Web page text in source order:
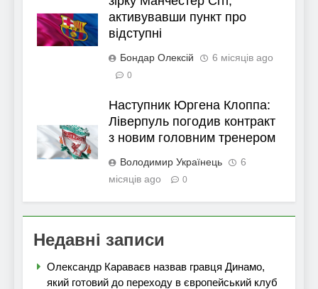
активувавши пункт про
відступні
Бондар Олексій 6 місяців ago
0
Наступник Юргена Клоппа:
Ліверпуль погодив контракт
з новим головним тренером
Володимир Українець
6
місяців ago
0
Недавні записи
Олександр Караваєв назвав гравця Динамо,
який готовий до переходу в європейський клуб